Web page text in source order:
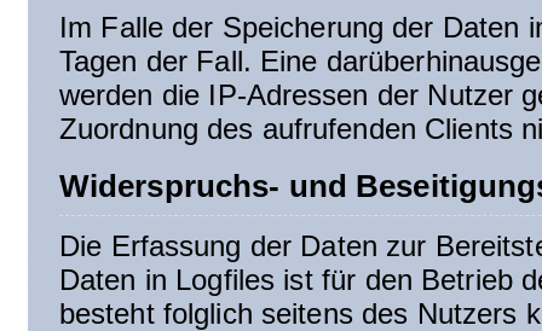
Im Falle der Speicherung der Daten
Tagen der Fall. Eine
werden die IP-Adressen der Nutzer
Zuordnung des aufrufenden Clients
Widerspruchs- und
Die Erfassung der Daten zur
Daten in Logfiles ist für den Betrieb
besteht folglich seitens des Nutzers